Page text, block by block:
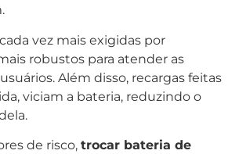
vez mais exigidas por
robustos para atender as
Além disso, recargas feitas
viciam a bateria, reduzindo o
de risco, trocar bateria de